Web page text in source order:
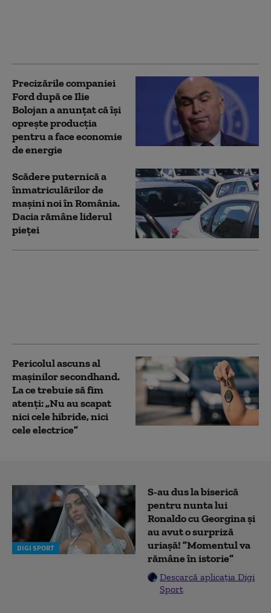
Precizările companiei
Ford după ce Ilie
Bolojan a anunțat că își
oprește producţia
pentru a face economie
de energie
Scădere puternică a
înmatriculărilor de
mașini noi în România.
Dacia rămâne liderul
pieței
Pericolul ascuns al
mașinilor secondhand.
La ce trebuie să fim
atenți: „Nu au scapat
nici cele hibride, nici
cele electrice”
DIGI SPORT
S-au dus la biserică
pentru nunta lui
Ronaldo cu Georgina și
au avut o surpriză
uriașă! ”Momentul va
rămâne în istorie”
Descarcă aplicația Digi
Sport